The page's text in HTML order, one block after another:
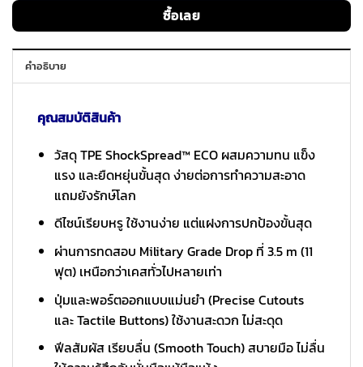
ซื้อเลย
คำอธิบาย
คุณสมบัติสินค้า
วัสดุ TPE ShockSpread™ ECO ผสมความทน แข็ง
แรง และยืดหยุ่นขั้นสุด ง่ายต่อการทำความสะอาด
แถมยังรักษ์โลก
ดีไซน์เรียบหรู ใช้งานง่าย แต่แฝงการปกป้องขั้นสุด
ผ่านการทดสอบ Military Grade Drop ที่ 3.5 m (11
ฟุต) เหนือกว่าเคสทั่วไปหลายเท่า
ปุ่มและพอร์ตออกแบบแม่นยำ (Precise Cutouts
และ Tactile Buttons) ใช้งานสะดวก ไม่สะดุด
ฟีลสัมผัส เรียบลื่น (Smooth Touch) สบายมือ ไม่ลื่น